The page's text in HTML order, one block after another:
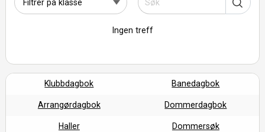
Ingen treff
Klubbdagbok Banedagbok
Arrangørdagbok Dommerdagbok
Haller Dommersøk